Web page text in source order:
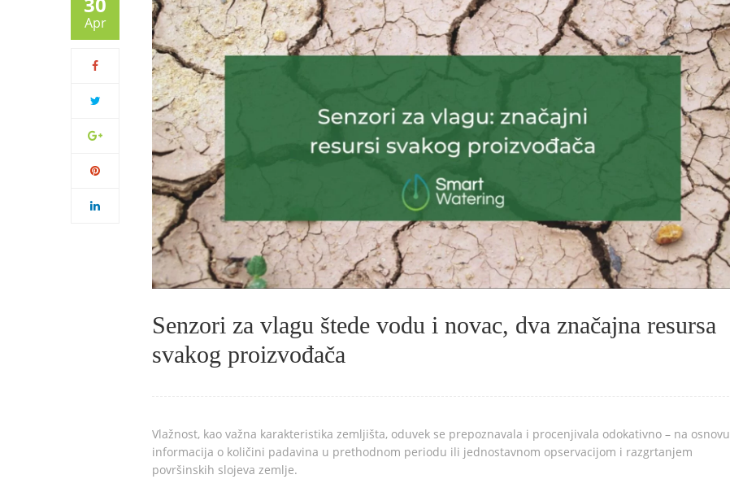
Apr
Senzori za vlagu štede vodu i novac, dva značajna resursa
svakog proizvođača
Vlažnost, kao važna karakteristika zemljišta, oduvek se prepoznavala i procenjivala odokativno – na osnovu
informacija o količini padavina u prethodnom periodu ili jednostavnom opservacijom i razgrtanjem
površinskih slojeva zemlje.